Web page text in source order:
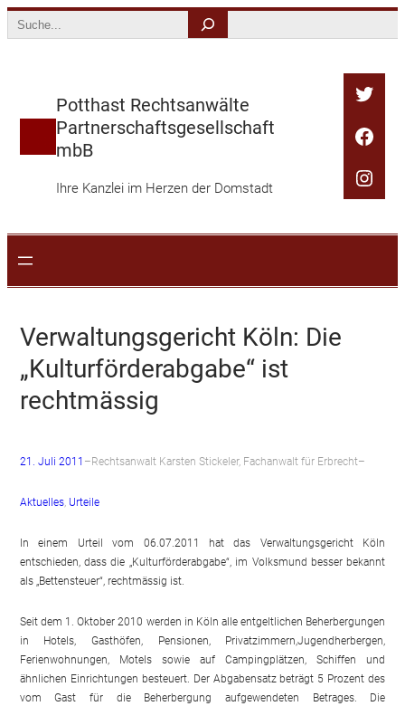
Search
Potthast Rechtsanwälte
Partnerschaftsgesellschaft
mbB
Ihre Kanzlei im Herzen der Domstadt
Verwaltungsgericht Köln: Die
„Kulturförderabgabe“ ist
rechtmässig
21. Juli 2011 – Rechtsanwalt Karsten Stickeler, Fachanwalt für Erbrecht–
Aktuelles, Urteile
In einem Urteil vom 06.07.2011 hat das Verwaltungsgericht Köln
entschieden, dass die „Kulturförderabgabe“, im Volksmund besser bekannt
als „Bettensteuer“, rechtmässig ist.
Seit dem 1. Oktober 2010 werden in Köln alle entgeltlichen Beherbergungen
in Hotels, Gasthöfen, Pensionen, Privatzimmern,Jugendherbergen,
Ferienwohnungen, Motels sowie auf Campingplätzen, Schiffen und
ähnlichen Einrichtungen besteuert. Der Abgabensatz beträgt 5 Prozent des
vom Gast für die Beherbergung aufgewendeten Betrages. Die